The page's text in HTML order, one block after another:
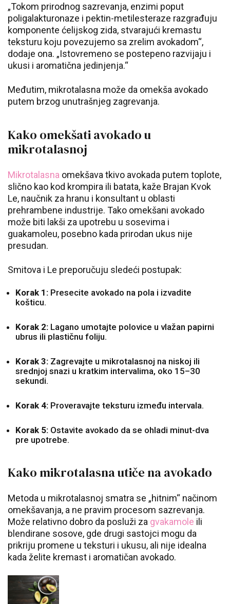
„Tokom prirodnog sazrevanja, enzimi poput
poligalakturonaze i pektin-metilesteraze razgrađuju
komponente ćelijskog zida, stvarajući kremastu
teksturu koju povezujemo sa zrelim avokadom“,
dodaje ona. „Istovremeno se postepeno razvijaju i
ukusi i aromatična jedinjenja.“
Međutim, mikrotalasna može da omekša avokado
putem brzog unutrašnjeg zagrevanja.
Kako omekšati avokado u
mikrotalasnoj
Mikrotalasna omekšava tkivo avokada putem toplote,
slično kao kod krompira ili batata, kaže Brajan Kvok
Le, naučnik za hranu i konsultant u oblasti
prehrambene industrije. Tako omekšani avokado
može biti lakši za upotrebu u sosevima i
guakamoleu, posebno kada prirodan ukus nije
presudan.
Smitova i Le preporučuju sledeći postupak:
Korak 1: Presecite avokado na pola i izvadite
košticu.
Korak 2: Lagano umotajte polovice u vlažan papirni
ubrus ili plastičnu foliju.
Korak 3: Zagrevajte u mikrotalasnoj na niskoj ili
srednjoj snazi u kratkim intervalima, oko 15–30
sekundi.
Korak 4: Proveravajte teksturu između intervala.
Korak 5: Ostavite avokado da se ohladi minut-dva
pre upotrebe.
Kako mikrotalasna utiče na avokado
Metoda u mikrotalasnoj smatra se „hitnim“ načinom
omekšavanja, a ne pravim procesom sazrevanja.
Može relativno dobro da posluži za gvakamole ili
blendirane sosove, gde drugi sastojci mogu da
prikriju promene u teksturi i ukusu, ali nije idealna
kada želite kremast i aromatičan avokado.